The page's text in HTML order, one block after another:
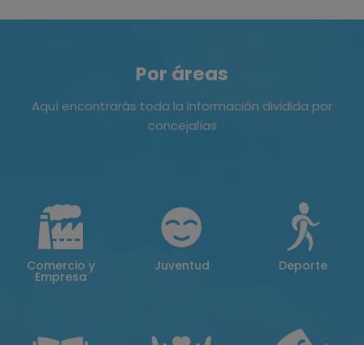
Por áreas
Aquí encontrarás toda la información dividida por
concejalías
Comercio y
Empresa
Juventud Deporte